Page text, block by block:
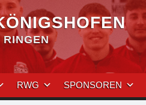
RWG SPONSOREN